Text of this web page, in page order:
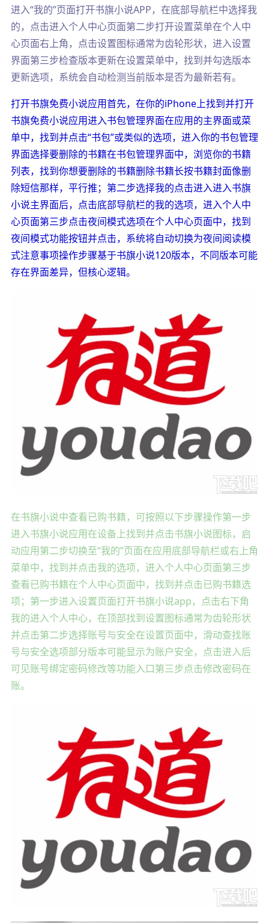
进入“我的”页面打开书旗小说APP，在底部导航栏中选择我
的，点击进入个人中心页面第二步打开设置菜单在个人中
心页面右上角，点击设置图标通常为齿轮形状，进入设置
界面第三步检查版本更新在设置菜单中，找到并勾选版本
更新选项，系统会自动检测当前版本是否为最新若有。
打开书旗免费小说应用首先，在你的iPhone上找到并打开
书旗免费小说应用进入书包管理界面在应用的主界面或菜
单中，找到并点击“书包”或类似的选项，进入你的书包管理
界面选择要删除的书籍在书包管理界面中，浏览你的书籍
列表，找到你想要删除的书籍删除书籍长按书籍封面像删
除短信那样，平行推；第二步选择我的点击进入进入书旗
小说主界面后，点击底部导航栏的我的选项，进入个人中
心页面第三步点击夜间模式选项在个人中心页面中，找到
夜间模式功能按钮并点击，系统将自动切换为夜间阅读模
式注意事项操作步骤基于书旗小说120版本，不同版本可能
存在界面差异，但核心逻辑。
在书旗小说中查看已购书籍，可按照以下步骤操作第一步
进入书旗小说应用在设备上找到并点击书旗小说图标，启
动应用第二步切换至“我的”页面在应用底部导航栏或右上角
菜单中，找到并点击我的选项，进入个人中心页面第三步
查看已购书籍在个人中心页面中，找到并点击已购书籍选
项；第一步进入设置页面打开书旗小说app，点击右下角
我的进入个人中心，在顶部找到设置图标通常为齿轮形状
并点击第二步选择账号与安全在设置页面中，滑动查找账
号与安全选项部分版本可能显示为账户安全，点击进入后
可见账号绑定密码修改等功能入口第三步点击修改密码在
账。